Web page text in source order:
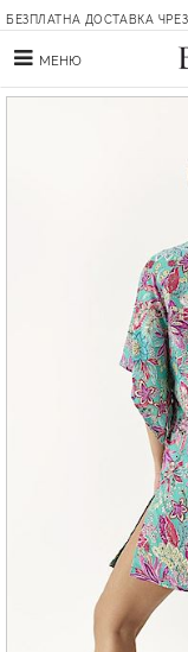
БЕЗПЛАТНА ДОСТАВКА ЧРЕЗ
МЕНЮ